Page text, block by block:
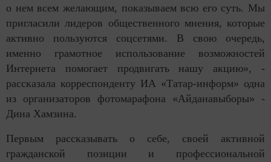
о нем всем желающим, показываем всю его суть. Мы
пригласили лидеров общественного мнения, которые
активно пользуются соцсетями. В свою очередь,
именно грамотное использование возможностей
Интернета помогает продвигать нашу акцию», -
рассказала корреспонденту ИА «Татар-информ» одна
из организаторов фотомарафона «Айданавыборы» -
Дина Хамзина.
Первым рассказывать о себе, своей активной
гражданской позиции и профессиональной